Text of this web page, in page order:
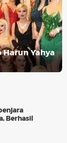
Yahya
Berhasil